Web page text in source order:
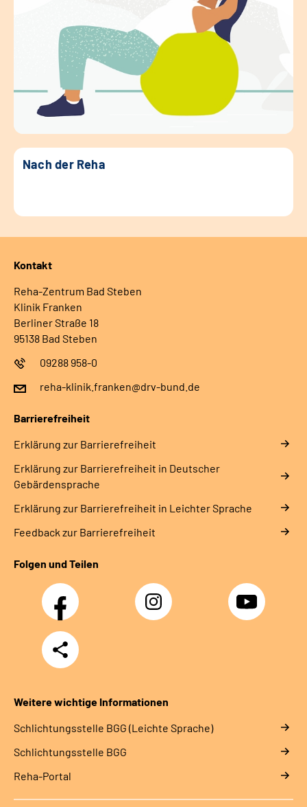
Nach der Reha
Kontakt
Reha-Zentrum Bad Steben
Klinik Franken
Berliner Straße 18
95138 Bad Steben
09288 958-0
reha-klinik.franken@drv-bund.de
Barrierefreiheit
Erklärung zur Barrierefreiheit
Erklärung zur Barrierefreiheit in Deutscher
Gebärdensprache
Erklärung zur Barrierefreiheit in Leichter Sprache
Feedback zur Barrierefreiheit
Folgen und Teilen
Facebook Instagram YouTube
Teilen
Weitere wichtige Informationen
Schlich­tungs­stel­le BGG (Leichte Sprache)
Schlich­tungs­stel­le BGG
Reha-Portal